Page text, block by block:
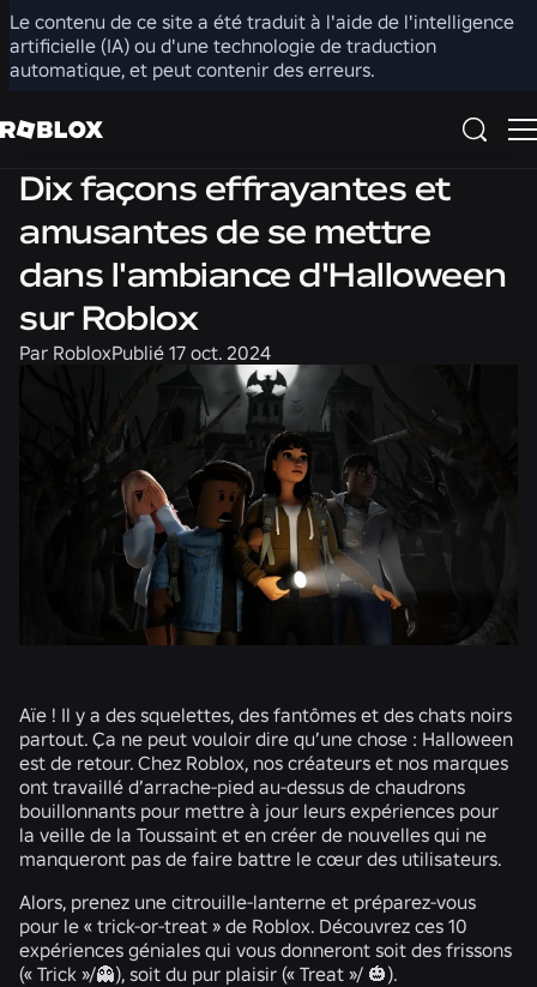
Le contenu de ce site a été traduit à l'aide de l'intelligence
artificielle (IA) ou d'une technologie de traduction
automatique, et peut contenir des erreurs.
Partager
Dix façons effrayantes et
amusantes de se mettre
dans l'ambiance d'Halloween
sur Roblox
Par RobloxPublié 17 oct. 2024
Aïe ! Il y a des squelettes, des fantômes et des chats noirs
partout. Ça ne peut vouloir dire qu’une chose : Halloween
est de retour. Chez Roblox, nos créateurs et nos marques
ont travaillé d’arrache-pied au-dessus de chaudrons
bouillonnants pour mettre à jour leurs expériences pour
la veille de la Toussaint et en créer de nouvelles qui ne
manqueront pas de faire battre le cœur des utilisateurs.
Alors, prenez une citrouille-lanterne et préparez-vous
pour le « trick-or-treat » de Roblox. Découvrez ces 10
expériences géniales qui vous donneront soit des frissons
(« Trick »/👻), soit du pur plaisir (« Treat »/ 🎃).